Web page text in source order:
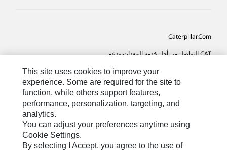
Caterpillar.com
CAT التواصل من أجل خدمة المعدات ودعم
تفضيلات التسويق الخاصة بي
خريطة الموقع
Cookie Settings
This site uses cookies to improve your
experience. Some are required for the site to
function, while others support features,
performance, personalization, targeting, and
analytics.
You can adjust your preferences anytime using
Cookie Settings.
By selecting I Accept, you agree to the use of